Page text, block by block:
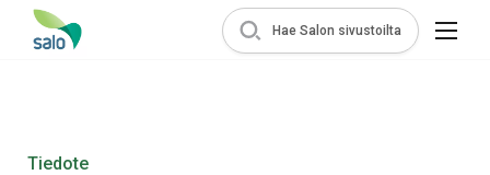
Hae Salon sivustoilta
Tiedote